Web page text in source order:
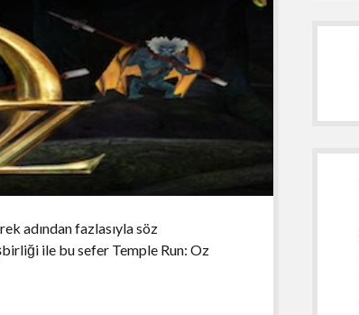
adından fazlasıyla söz
ile bu sefer Temple Run: Oz